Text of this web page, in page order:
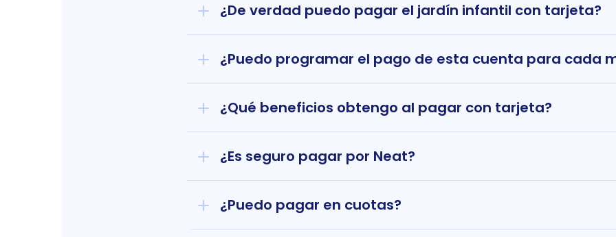
¿De verdad puedo pagar el jardín infantil con tarjeta?
¿Puedo programar el pago de esta cuenta para cada
¿Qué beneficios obtengo al pagar con tarjeta?
¿Es seguro pagar por Neat?
¿Puedo pagar en cuotas?